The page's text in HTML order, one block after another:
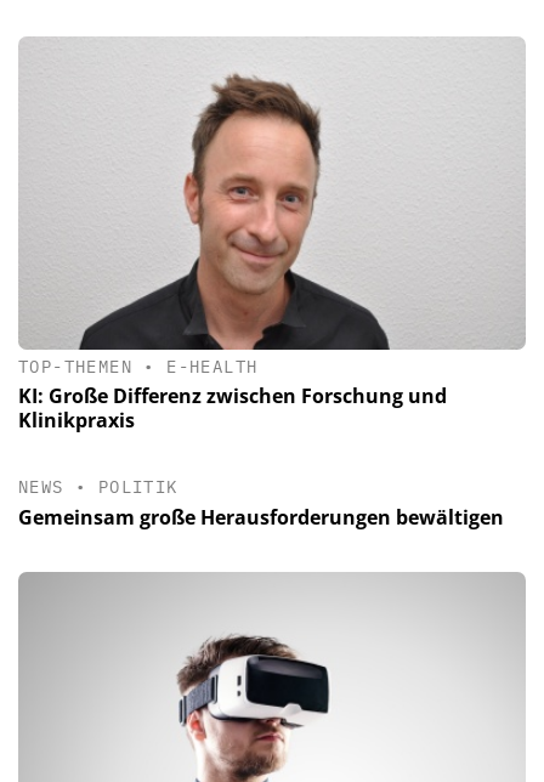
TOP-THEMEN • E-HEALTH
KI: Große Differenz zwischen Forschung und
Klinikpraxis
NEWS • POLITIK
Gemeinsam große Herausforderungen bewältigen